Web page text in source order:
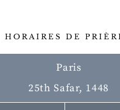
HORAIRES DE
Paris
25th Safar, 1448